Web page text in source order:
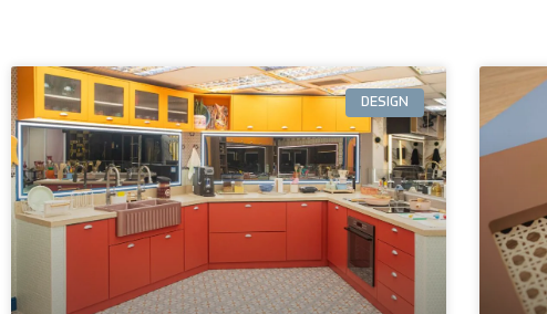
DESIGN